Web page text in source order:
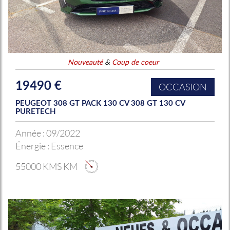
Nouveauté& Coup de coeur
19490 € OCCASION
PEUGEOT 308 GT PACK 130 CV 308 GT 130 CV
PURETECH
Année :09/2022
Énergie : Essence
55000 KMS KM